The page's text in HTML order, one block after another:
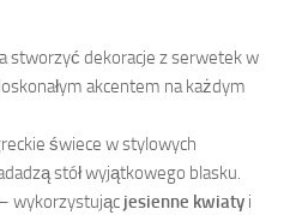
stworzyć dekoracje z serwetek w
akcentem na każdym
świece w stylowych
stół wyjątkowego blasku.
– wykorzystując jesienne kwiaty i